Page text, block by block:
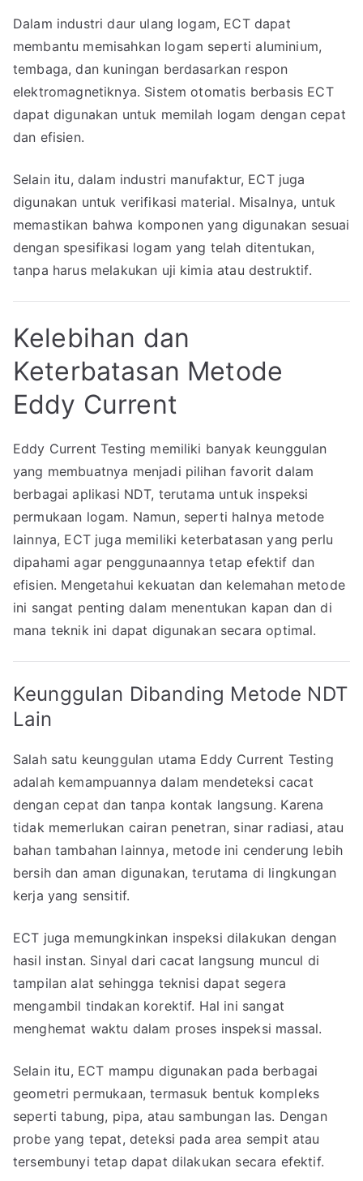
Dalam industri daur ulang logam, ECT dapat
membantu memisahkan logam seperti aluminium,
tembaga, dan kuningan berdasarkan respon
elektromagnetiknya. Sistem otomatis berbasis ECT
dapat digunakan untuk memilah logam dengan cepat
dan efisien.
Selain itu, dalam industri manufaktur, ECT juga
digunakan untuk verifikasi material. Misalnya, untuk
memastikan bahwa komponen yang digunakan sesuai
dengan spesifikasi logam yang telah ditentukan,
tanpa harus melakukan uji kimia atau destruktif.
Kelebihan dan
Keterbatasan Metode
Eddy Current
Eddy Current Testing memiliki banyak keunggulan
yang membuatnya menjadi pilihan favorit dalam
berbagai aplikasi NDT, terutama untuk inspeksi
permukaan logam. Namun, seperti halnya metode
lainnya, ECT juga memiliki keterbatasan yang perlu
dipahami agar penggunaannya tetap efektif dan
efisien. Mengetahui kekuatan dan kelemahan metode
ini sangat penting dalam menentukan kapan dan di
mana teknik ini dapat digunakan secara optimal.
Keunggulan Dibanding Metode NDT
Lain
Salah satu keunggulan utama Eddy Current Testing
adalah kemampuannya dalam mendeteksi cacat
dengan cepat dan tanpa kontak langsung. Karena
tidak memerlukan cairan penetran, sinar radiasi, atau
bahan tambahan lainnya, metode ini cenderung lebih
bersih dan aman digunakan, terutama di lingkungan
kerja yang sensitif.
ECT juga memungkinkan inspeksi dilakukan dengan
hasil instan. Sinyal dari cacat langsung muncul di
tampilan alat sehingga teknisi dapat segera
mengambil tindakan korektif. Hal ini sangat
menghemat waktu dalam proses inspeksi massal.
Selain itu, ECT mampu digunakan pada berbagai
geometri permukaan, termasuk bentuk kompleks
seperti tabung, pipa, atau sambungan las. Dengan
probe yang tepat, deteksi pada area sempit atau
tersembunyi tetap dapat dilakukan secara efektif.